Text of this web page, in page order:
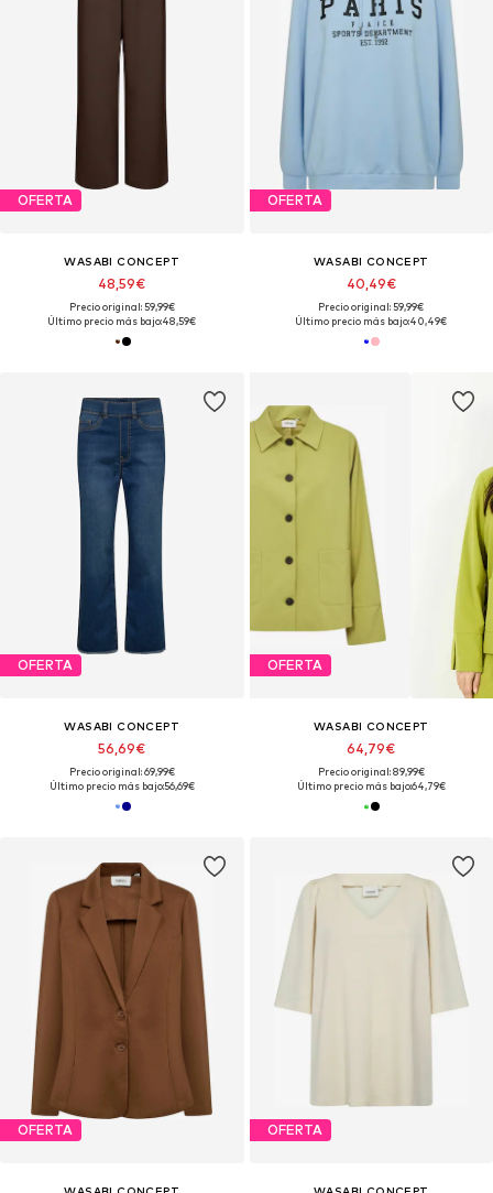
OFERTA
WASABI CONCEPT
48,59€
Precio original: 59,99€
Último precio más bajo:48,59€
OFERTA
WASABI CONCEPT
40,49€
Precio original: 59,99€
Último precio más bajo:40,49€
OFERTA
WASABI CONCEPT
56,69€
Precio original: 69,99€
Último precio más bajo:56,69€
OFERTA
WASABI CONCEPT
64,79€
Precio original: 89,99€
Último precio más bajo:64,79€
OFERTA OFERTA